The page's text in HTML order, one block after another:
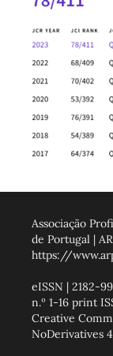
Associação
de Portugal |
https://
eISSN | 2182-
n.º 1-16 print
Creative
NoDerivatives